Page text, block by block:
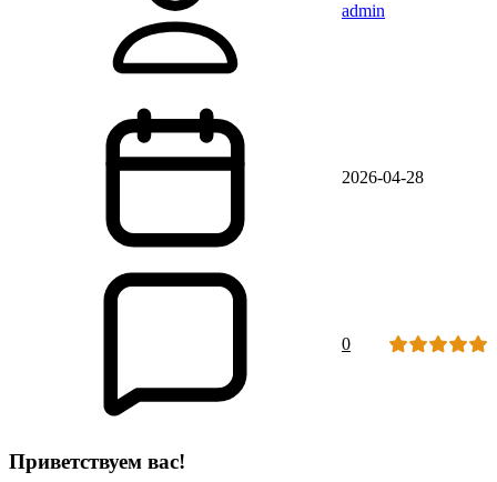
admin
2026-04-28
0
Приветствуем вас!